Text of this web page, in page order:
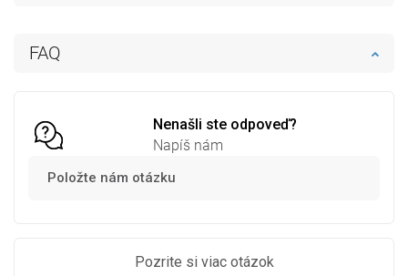
FAQ
Nenašli ste odpoveď?
Napíš nám
Položte nám otázku
Pozrite si viac otázok